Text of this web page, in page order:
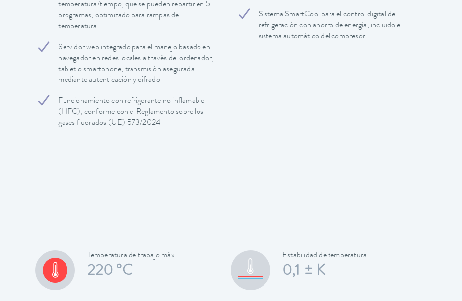
temperatura/tiempo, que se pueden repartir en 5
programas, optimizado para rampas de
temperatura
Servidor web integrado para el manejo basado en
navegador en redes locales a través del ordenador,
tablet o smartphone, transmisión asegurada
mediante autenticación y cifrado
Funcionamiento con refrigerante no inflamable
(HFC), conforme con el Reglamento sobre los
gases fluorados (UE) 573/2024
Sistema SmartCool para el control digital de
refrigeración con ahorro de energía, incluido el
sistema automático del compresor
Temperatura de trabajo máx.
220 °C
Estabilidad de temperatura
0,1 ± K